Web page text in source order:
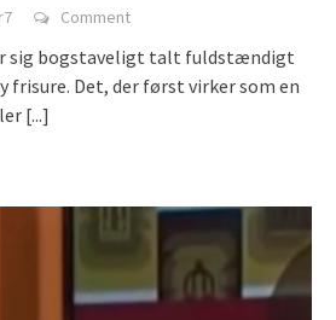
Comment
sig bogstaveligt talt fuldstændigt
frisure. Det, der først virker som en
[...]